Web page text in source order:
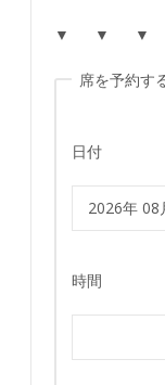
▼ ▼
席を予約す
日付
時間